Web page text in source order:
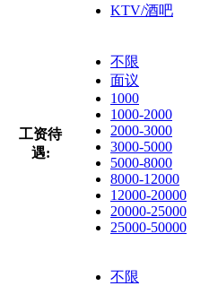
KTV/酒吧
工资待
遇:
不限
面议
1000
1000-2000
2000-3000
3000-5000
5000-8000
8000-12000
12000-20000
20000-25000
25000-50000
不限